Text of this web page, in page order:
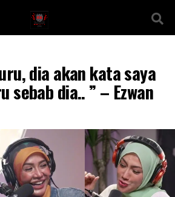
dia akan kata saya
sebab dia.. ” – Ezwan